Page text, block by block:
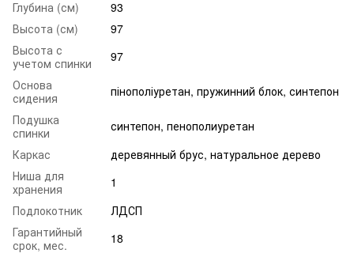
Глубина (см)
93
Высота (см)
97
Высота с
учетом спинки
97
Основа
сидения
пінополіуретан, пружинний блок, синтепон
Подушка
спинки
синтепон, пенополиуретан
Каркас
деревянный брус, натуральное дерево
Ниша для
хранения
1
Подлокотник
ЛДСП
Гарантийный
срок, мес.
18